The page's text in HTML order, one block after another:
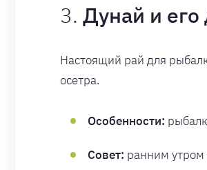
3. Дунай и его
Настоящий рай для
осетра.
Особенности:
Совет: ранним утром